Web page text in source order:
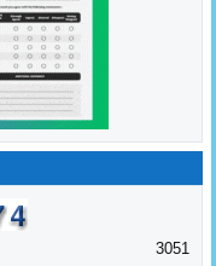
3051